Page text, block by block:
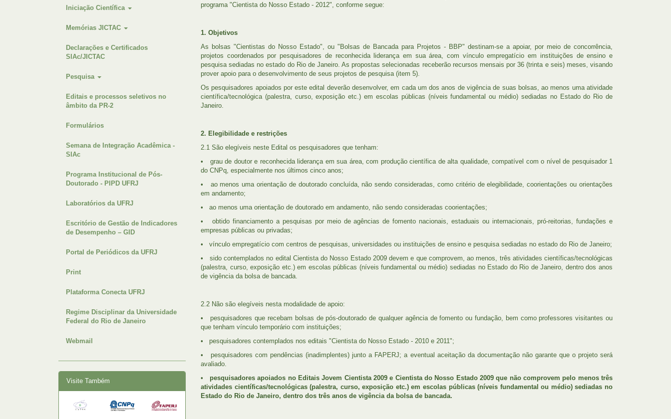
Iniciação Científica
Memórias JICTAC
Declarações e Certificados
SIAc/JICTAC
Pesquisa
Editais e processos seletivos no
âmbito da PR-2
Formulários
Semana de Integração Acadêmica -
SIAc
Programa Institucional de Pós-
Doutorado - PIPD UFRJ
Laboratórios da UFRJ
Escritório de Gestão de Indicadores
de Desempenho – GID
Portal de Periódicos da UFRJ
Print
Plataforma Conecta UFRJ
Regime Disciplinar da Universidade
Federal do Rio de Janeiro
Webmail
Visite Também
programa "Cientista do Nosso Estado - 2012", conforme segue:
1. Objetivos
As bolsas "Cientistas do Nosso Estado", ou "Bolsas de Bancada para Projetos - BBP" destinam-se a apoiar, por meio de concorrência,
projetos coordenados por pesquisadores de reconhecida liderança em sua área, com vínculo empregatício em instituições de ensino e
pesquisa sediadas no estado do Rio de Janeiro. As propostas selecionadas receberão recursos mensais por 36 (trinta e seis) meses, visando
prover apoio para o desenvolvimento de seus projetos de pesquisa (item 5).
Os pesquisadores apoiados por este edital deverão desenvolver, em cada um dos anos de vigência de suas bolsas, ao menos uma atividade
científica/tecnológica (palestra, curso, exposição etc.) em escolas públicas (níveis fundamental ou médio) sediadas no Estado do Rio de
Janeiro.
2. Elegibilidade e restrições
2.1 São elegíveis neste Edital os pesquisadores que tenham:
• grau de doutor e reconhecida liderança em sua área, com produção científica de alta qualidade, compatível com o nível de pesquisador 1
do CNPq, especialmente nos últimos cinco anos;
• ao menos uma orientação de doutorado concluída, não sendo consideradas, como critério de elegibilidade, coorientações ou orientações
em andamento;
• ao menos uma orientação de doutorado em andamento, não sendo consideradas coorientações;
• obtido financiamento a pesquisas por meio de agências de fomento nacionais, estaduais ou internacionais, pró-reitorias, fundações e
empresas públicas ou privadas;
• vínculo empregatício com centros de pesquisas, universidades ou instituições de ensino e pesquisa sediadas no estado do Rio de Janeiro;
• sido contemplados no edital Cientista do Nosso Estado 2009 devem e que comprovem, ao menos, três atividades científicas/tecnológicas
(palestra, curso, exposição etc.) em escolas públicas (níveis fundamental ou médio) sediadas no Estado do Rio de Janeiro, dentro dos anos
de vigência da bolsa de bancada.
2.2 Não são elegíveis nesta modalidade de apoio:
• pesquisadores que recebam bolsas de pós-doutorado de qualquer agência de fomento ou fundação, bem como professores visitantes ou
que tenham vínculo temporário com instituições;
• pesquisadores contemplados nos editais "Cientista do Nosso Estado - 2010 e 2011";
• pesquisadores com pendências (inadimplentes) junto a FAPERJ; a eventual aceitação da documentação não garante que o projeto será
avaliado.
• pesquisadores apoiados no Editais Jovem Cientista 2009 e Cientista do Nosso Estado 2009 que não comprovem pelo menos três
atividades científicas/tecnológicas (palestra, curso, exposição etc.) em escolas públicas (níveis fundamental ou médio) sediadas no
Estado do Rio de Janeiro, dentro dos três anos de vigência da bolsa de bancada.